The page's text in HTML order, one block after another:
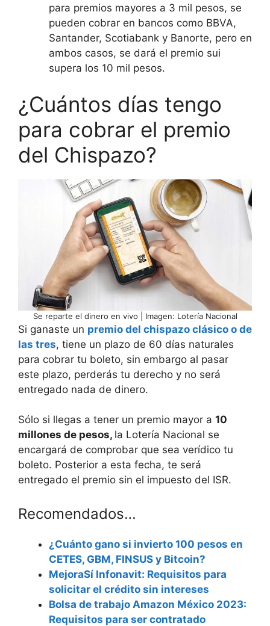
para premios mayores a 3 mil pesos, se
pueden cobrar en bancos como BBVA,
Santander, Scotiabank y Banorte, pero en
ambos casos, se dará el premio sui
supera los 10 mil pesos.
¿Cuántos días tengo
para cobrar el premio
del Chispazo?
Se reparte el dinero en vivo | Imagen: Lotería Nacional
Si ganaste un premio del chispazo clásico o de
las tres, tiene un plazo de 60 días naturales
para cobrar tu boleto, sin embargo al pasar
este plazo, perderás tu derecho y no será
entregado nada de dinero.
Sólo si llegas a tener un premio mayor a 10
millones de pesos, la Lotería Nacional se
encargará de comprobar que sea verídico tu
boleto. Posterior a esta fecha, te será
entregado el premio sin el impuesto del ISR.
Recomendados…
¿Cuánto gano si invierto 100 pesos en
CETES, GBM, FINSUS y Bitcoin?
MejoraSí Infonavit: Requisitos para
solicitar el crédito sin intereses
Bolsa de trabajo Amazon México 2023:
Requisitos para ser contratado